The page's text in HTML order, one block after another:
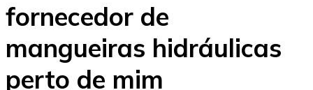
fornecedor de
mangueiras hidráulicas
perto de mim